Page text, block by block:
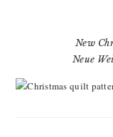
New
Neue